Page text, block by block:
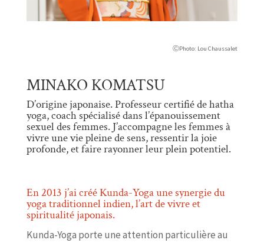
ⒸPhoto: Lou Chaussalet
MINAKO KOMATSU
D’origine japonaise. Professeur certifié de hatha
yoga, coach spécialisé dans l’épanouissement
sexuel des femmes. J’accompagne les femmes à
vivre une vie pleine de sens, ressentir la joie
profonde, et faire rayonner leur plein potentiel.
En 2013 j’ai créé Kunda-Yoga une synergie du
yoga traditionnel indien, l’art de vivre et
spiritualité japonais.
Kunda-Yoga porte une attention particulière au